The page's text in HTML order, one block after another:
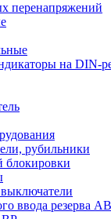
перенапряжений
на DIN-
рубильники
блокировки
ввода резерва